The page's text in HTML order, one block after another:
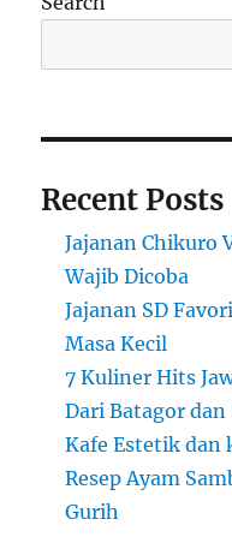
Recent Posts
Jajanan Chikuro
Wajib Dicoba
Jajanan SD
Masa Kecil
7 Kuliner Hits
Dari Batagor
Kafe Estetik dan
Resep Ayam
Gurih